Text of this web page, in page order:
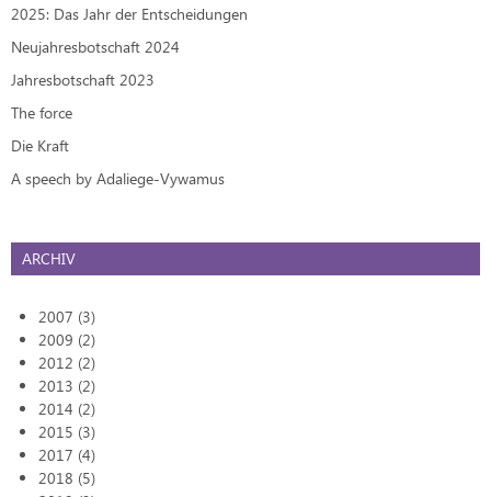
2025: Das Jahr der Entscheidungen
Neujahresbotschaft 2024
Jahresbotschaft 2023
The force
Die Kraft
A speech by Adaliege-Vywamus
ARCHIV
2007 (3)
2009 (2)
2012 (2)
2013 (2)
2014 (2)
2015 (3)
2017 (4)
2018 (5)